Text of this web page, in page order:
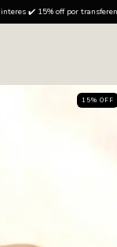
🚚 Envios a todo el país 💳
15% OFF